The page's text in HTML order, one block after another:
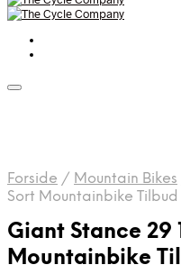
Forside / Mountain Bikes
Sort Mountainbike Tilbud
Giant Stance 29
Mountainbike